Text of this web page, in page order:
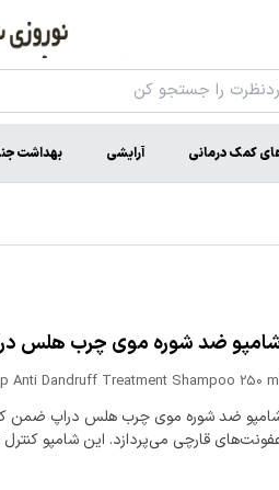
کمک درمانی آرایشی بهداشت
ضد شوره موی چرب هلس دراپ 250 میلی
Anti Dandruff Treatment Shampoo 250
ضد شوره موی چرب هلس دراپ ضمن
قارچی می‌پردازد. این شامپو